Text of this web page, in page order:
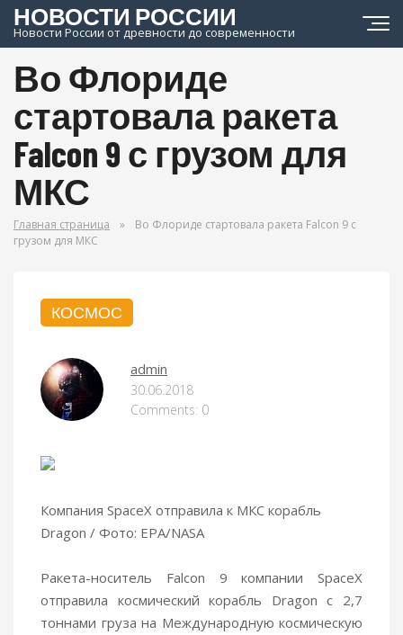
НОВОСТИ РОССИИ
Новости России от древности до современности
Во Флориде
стартовала ракета
Falcon 9 с грузом для
МКС
Главная страница »
Во Флориде стартовала ракета Falcon 9 с
грузом для МКС
КОСМОС
admin
30.06.2018
Comments: 0
Компания SpaceX отправила к МКС корабль
Dragon / Фото: EPA/NASA
Ракета-носитель Falcon 9 компании SpaceX
отправила космический корабль Dragon с 2,7
тоннами груза на Международную космическую